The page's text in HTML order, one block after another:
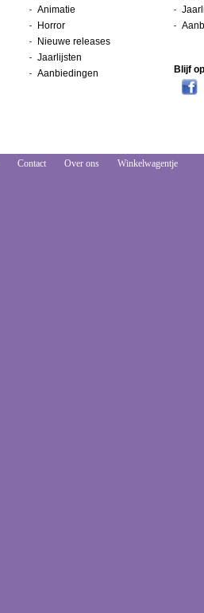
Animatie
Horror
Nieuwe releases
Jaarlijsten
Aanbiedingen
Blijf
Contact Over ons Winkelwagentje